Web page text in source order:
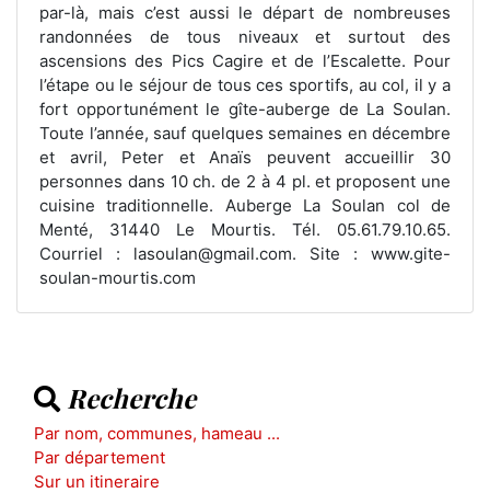
par-là, mais c’est aussi le départ de nombreuses
randonnées de tous niveaux et surtout des
ascensions des Pics Cagire et de l’Escalette. Pour
l’étape ou le séjour de tous ces sportifs, au col, il y a
fort opportunément le gîte-auberge de La Soulan.
Toute l’année, sauf quelques semaines en décembre
et avril, Peter et Anaïs peuvent accueillir 30
personnes dans 10 ch. de 2 à 4 pl. et proposent une
cuisine traditionnelle. Auberge La Soulan col de
Menté, 31440 Le Mourtis. Tél. 05.61.79.10.65.
Courriel : lasoulan@gmail.com. Site : www.gite-
soulan-mourtis.com
Recherche
Par nom, communes, hameau ...
Par département
Sur un itineraire